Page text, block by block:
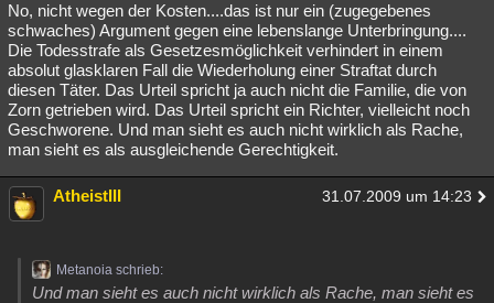
No, nicht wegen der Kosten....das ist nur ein (zugegebenes
schwaches) Argument gegen eine lebenslange Unterbringung....
Die Todesstrafe als Gesetzesmöglichkeit verhindert in einem
absolut glasklaren Fall die Wiederholung einer Straftat durch
diesen Täter. Das Urteil spricht ja auch nicht die Familie, die von
Zorn getrieben wird. Das Urteil spricht ein Richter, vielleicht noch
Geschworene. Und man sieht es auch nicht wirklich als Rache,
man sieht es als ausgleichende Gerechtigkeit.
AtheistIII 31.07.2009 um 14:23
Metanoia schrieb:
Und man sieht es auch nicht wirklich als Rache, man sieht es